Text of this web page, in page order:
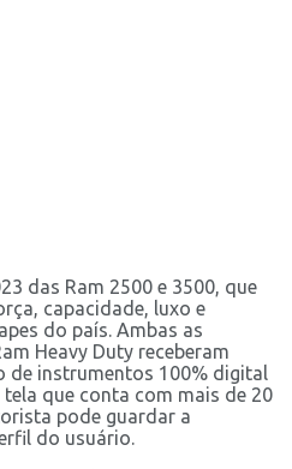
das Ram 2500 e 3500, que
capacidade, luxo e
do país. Ambas as
Heavy Duty receberam
instrumentos 100% digital
que conta com mais de 20
pode guardar a
do usuário.